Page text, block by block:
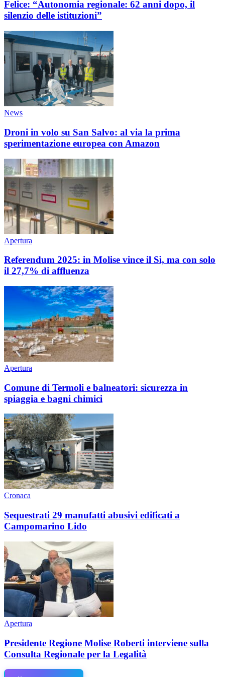
Felice: “Autonomia regionale: 62 anni dopo, il
silenzio delle istituzioni”
News
Droni in volo su San Salvo: al via la prima
sperimentazione europea con Amazon
Apertura
Referendum 2025: in Molise vince il Sì, ma con solo
il 27,7% di affluenza
Apertura
Comune di Termoli e balneatori: sicurezza in
spiaggia e bagni chimici
Cronaca
Sequestrati 29 manufatti abusivi edificati a
Campomarino Lido
Apertura
Presidente Regione Molise Roberti interviene sulla
Consulta Regionale per la Legalità